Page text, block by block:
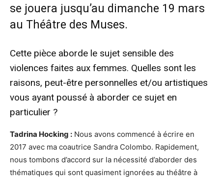
se jouera jusqu’au dimanche 19 mars
au Théâtre des Muses.
Cette pièce aborde le sujet sensible des
violences faites aux femmes. Quelles sont les
raisons, peut-être personnelles et/ou artistiques
vous ayant poussé à aborder ce sujet en
particulier ?
Tadrina Hocking : Nous avons commencé à écrire en
2017 avec ma coautrice Sandra Colombo. Rapidement,
nous tombons d’accord sur la nécessité d’aborder des
thématiques qui sont quasiment ignorées au théâtre à